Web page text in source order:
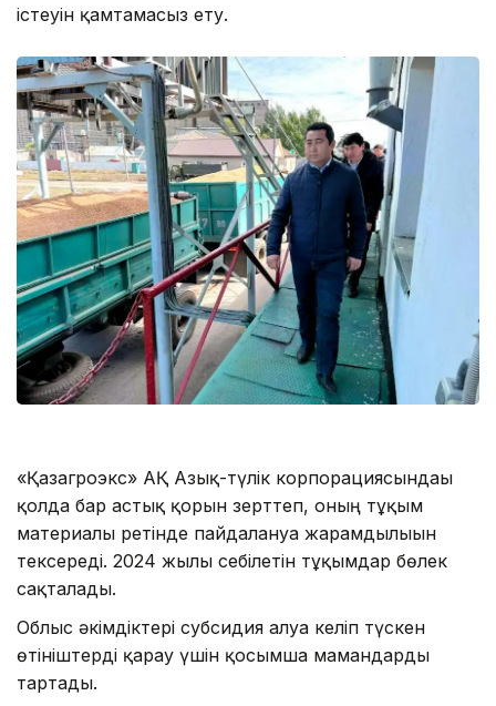
істеуін қамтамасыз ету.
«Қазагроэкс» АҚ Азық-түлік корпорациясындағы
қолда бар астық қорын зерттеп, оның тұқым
материалы ретінде пайдалануға жарамдылығын
тексереді. 2024 жылы себілетін тұқымдар бөлек
сақталады.
Облыс әкімдіктері субсидия алуға келіп түскен
өтініштерді қарау үшін қосымша мамандарды
тартады.